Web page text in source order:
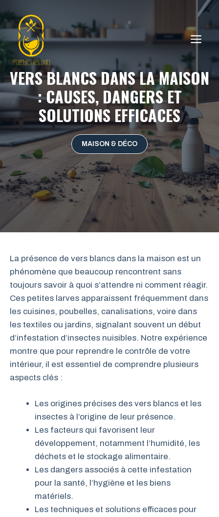
au
contenu
VERS BLANCS DANS LA MAISON
: CAUSES, DANGERS ET
SOLUTIONS EFFICACES
MAISON & DÉCO
La présence de vers blancs dans la maison est un
phénomène que beaucoup rencontrent sans
toujours savoir à quoi s’attendre ni comment réagir.
Ces petites larves apparaissent fréquemment dans
les cuisines, poubelles, canalisations, voire dans
les textiles ou jardins, signalant souvent un début
d’infestation d’insectes nuisibles. Notre expérience
montre que pour reprendre le contrôle de votre
intérieur, il est essentiel de comprendre plusieurs
aspects clés :
Les origines précises des vers blancs et les
insectes à l’origine de leur présence.
Les facteurs qui favorisent leur
développement, notamment l’humidité, les
déchets et le stockage alimentaire.
Les dangers associés à cette infestation
pour la santé, l’hygiène et les biens
matériels.
Les techniques et solutions efficaces pour